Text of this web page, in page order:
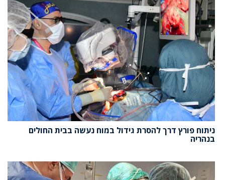
ניתוח פורץ דרך להסרת גידול במוח נעשה בבית החולים
בנהריה